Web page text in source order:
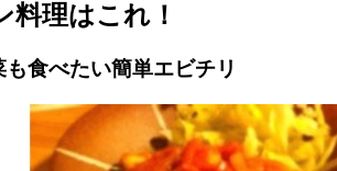
料理はこれ！
も食べたい簡単エビチリ